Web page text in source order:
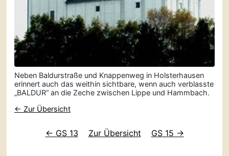
Neben Baldurstraße und Knappenweg in Holsterhausen
erinnert auch das weithin sichtbare, wenn auch verblasste
„BALDUR“ an die Zeche zwischen Lippe und Hammbach.
← Zur Übersicht
← GS 13 Zur Übersicht GS 15 →